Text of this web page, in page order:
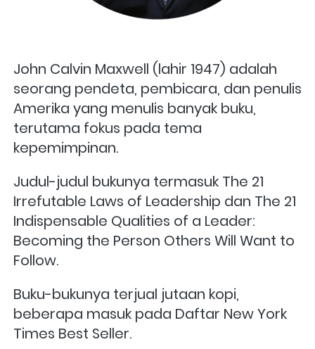
John Calvin Maxwell (lahir 1947) adalah
seorang pendeta, pembicara, dan penulis
Amerika yang menulis banyak buku,
terutama fokus pada tema
kepemimpinan.
Judul-judul bukunya termasuk The 21
Irrefutable Laws of Leadership dan The 21
Indispensable Qualities of a Leader:
Becoming the Person Others Will Want to
Follow.
Buku-bukunya terjual jutaan kopi,
beberapa masuk pada Daftar New York
Times Best Seller.